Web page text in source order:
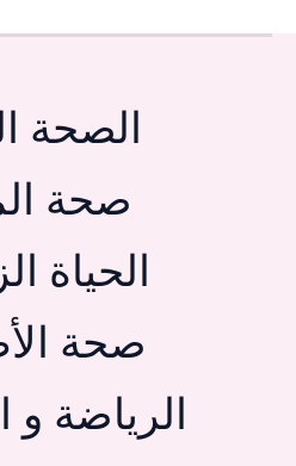
الصحة
صحة
الحياة
صحة
الرياضة و